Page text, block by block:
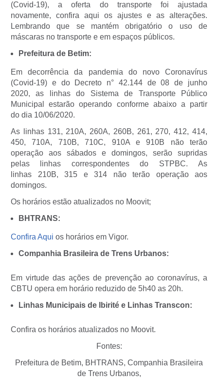
(Covid-19), a oferta do transporte foi ajustada
novamente, confira aqui os ajustes e as alterações.
Lembrando que se mantém obrigatório o uso de
máscaras no transporte e em espaços públicos.
Prefeitura de Betim:
Em decorrência da pandemia do novo Coronavírus
(Covid-19) e do Decreto n° 42.144 de 08 de junho
2020, as linhas do Sistema de Transporte Público
Municipal estarão operando conforme abaixo a partir
do dia 10/06/2020.
As linhas 131, 210A, 260A, 260B, 261, 270, 412, 414,
450, 710A, 710B, 710C, 910A e 910B não terão
operação aos sábados e domingos, serão supridas
pelas linhas correspondentes do STPBC. As
linhas 210B, 315 e 314 não terão operação aos
domingos.
Os horários estão atualizados no Moovit;
BHTRANS:
Confira Aqui os horários em Vigor.
Companhia Brasileira de Trens Urbanos:
Em virtude das ações de prevenção ao coronavírus, a
CBTU opera em horário reduzido de 5h40 as 20h.
Linhas Municipais de Ibirité e Linhas Transcon:
Confira os horários atualizados no Moovit.
Fontes:
Prefeitura de Betim, BHTRANS, Companhia Brasileira
de Trens Urbanos,